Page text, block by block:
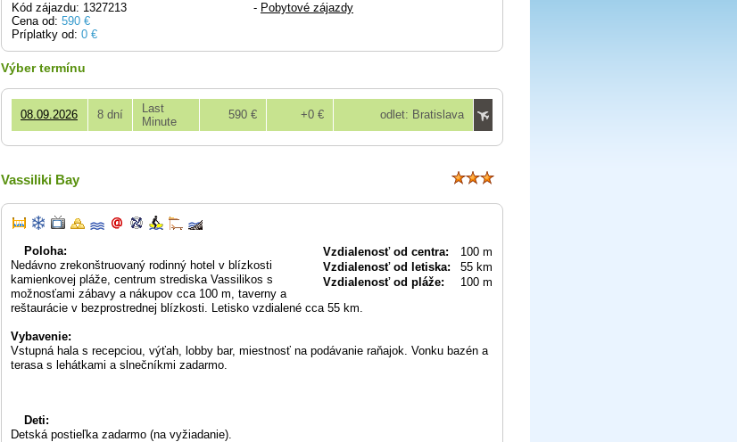
Kód zájazdu: 1327213
Cena od: 590 €
Príplatky od: 0 €
- Pobytové zájazdy
Výber termínu
08.09.2026 8 dní
Last
Minute
590 € +0 € odlet: Bratislava
Vassiliki Bay
Vzdialenosť od centra:
100 m
Vzdialenosť od letiska:
55 km
Vzdialenosť od pláže:
100 m
Poloha:
Nedávno zrekonštruovaný rodinný hotel v blízkosti
kamienkovej pláže, centrum strediska Vassilikos s
možnosťami zábavy a nákupov cca 100 m, taverny a
reštaurácie v bezprostrednej blízkosti. Letisko vzdialené cca 55 km.
Vybavenie:
Vstupná hala s recepciou, výťah, lobby bar, miestnosť na podávanie raňajok. Vonku bazén a
terasa s lehátkami a slnečníkmi zadarmo.
Deti:
Detská postieľka zadarmo (na vyžiadanie).